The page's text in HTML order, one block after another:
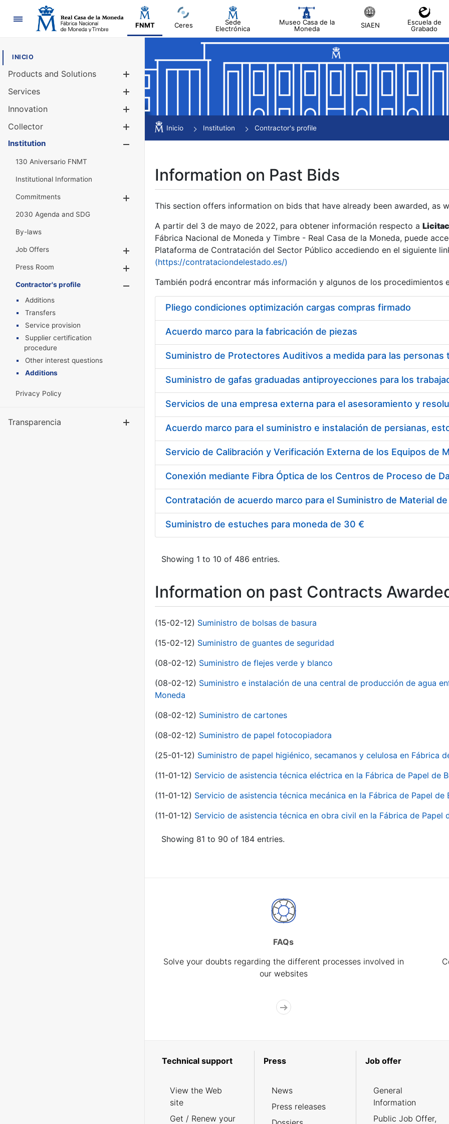
Navigation
FNMT Ceres
Sede
Electrónica
Museo Casa de la
Moneda
SIAEN
Escuela de
Grabado
INICIO
Products and Solutions
Services
Innovation
Collector
Show/Hide
Institution
130 Aniversario FNMT
Institutional Information
Commitments
2030 Agenda and SDG
By-laws
Job Offers
Show/Hide
Press Room
Show/Hide
Contractor's profile
Show/Hide
Additions
Transfers
Service provision
Supplier certification
procedure
Other interest questions
Additions
Privacy Policy
Transparencia Show/Hide
Inicio Institution Contractor's profile
Information on Past Bids
This section offers information on bids that have already been awarded, as
A partir del 3 de mayo de 2022, para obtener información respecto a
Fábrica Nacional de Moneda y Timbre - Real Casa de la Moneda, puede
Plataforma de Contratación del Sector Público accediendo en el siguiente
(https://contrataciondelestado.es/)
También podrá encontrar más información y algunos de los procedimientos
Pliego condiciones optimización cargas compras firmado
Acuerdo marco para la fabricación de piezas
Acuerdo marco para el suministro e instalación de persianas,
Suministro de estuches para moneda de 30 €
Showing 1 to 10 of 486 entries.
Information on past Contracts
(15-02-12) Suministro de bolsas de basura
(15-02-12) Suministro de guantes de seguridad
(08-02-12) Suministro de flejes verde y blanco
(08-02-12) Suministro e instalación de una central de producción de agua
Moneda
(08-02-12) Suministro de cartones
(08-02-12) Suministro de papel fotocopiadora
(25-01-12) Suministro de papel higiénico, secamanos y celulosa en Fábrica
(11-01-12) Servicio de asistencia técnica eléctrica en la Fábrica de Papel de
(11-01-12) Servicio de asistencia técnica mecánica en la Fábrica de Papel de
(11-01-12) Servicio de asistencia técnica en obra civil en la Fábrica de Papel
Showing 81 to 90 of 184 entries.
FAQs
Solve your doubts regarding the different processes involved in
our websites
Technical support
View the Web
site
Get / Renew your
Press
News
Press releases
Job offer
General
Information
Public Job Offer,